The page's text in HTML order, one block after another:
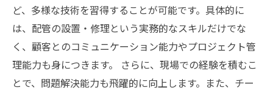
ど、多様な技術を習得することが可能です。具体的に
は、配管の設置・修理という実務的なスキルだけでな
く、顧客とのコミュニケーション能力やプロジェクト管
理能力も身につきます。 さらに、現場での経験を積むこ
とで、問題解決能力も飛躍的に向上します。また、チー